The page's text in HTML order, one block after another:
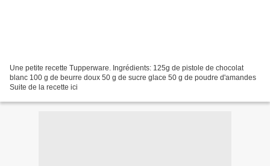
Une petite recette Tupperware. Ingrédients: 125g de pistole de chocolat
blanc 100 g de beurre doux 50 g de sucre glace 50 g de poudre d'amandes
Suite de la recette ici